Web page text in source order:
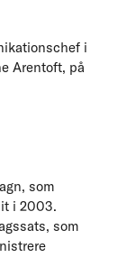
i
Arentoft, på
som
i 2003.
som